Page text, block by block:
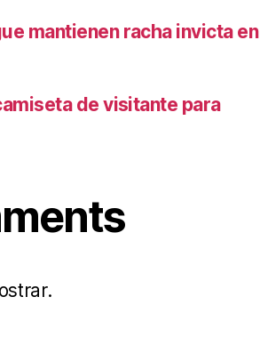
mantienen racha invicta en
de visitante para